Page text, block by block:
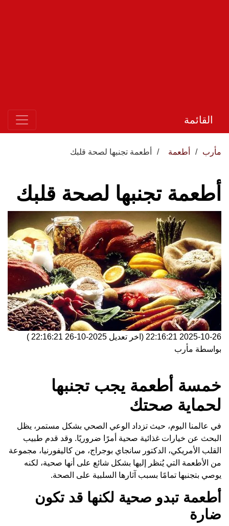
القائمة
مأرب أطعمة أطعمة تجنبها لصحة قلبك
أطعمة تجنبها لصحة قلبك
2025-10-26 22:16:21 (اخر تعديل 2025-10-26 22:16:21
)
بواسطة مأرب
خمسة أطعمة يجب تجنبها
لحماية صحتك
في عالمنا اليوم، حيث تزداد الوعي الصحي بشكل مستمر، يظل
البحث عن خيارات غذائية صحية أمرًا ضروريًا. وقد قدم طبيب
القلب الأمريكي، الدكتور سانجاي بوجراج، من كاليفورنيا، مجموعة
من الأطعمة التي يُنظر إليها بشكل شائع على أنها صحية، لكنه
يوصي بتجنبها تمامًا بسبب آثارها السلبية على الصحة.
أطعمة تبدو صحية لكنها قد تكون
ضارة